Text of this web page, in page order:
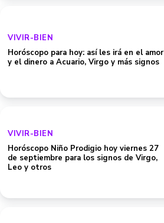
VIVIR-BIEN
Horóscopo para hoy: así les irá en el amor
y el dinero a Acuario, Virgo y más signos
VIVIR-BIEN
Horóscopo Niño Prodigio hoy viernes 27
de septiembre para los signos de Virgo,
Leo y otros